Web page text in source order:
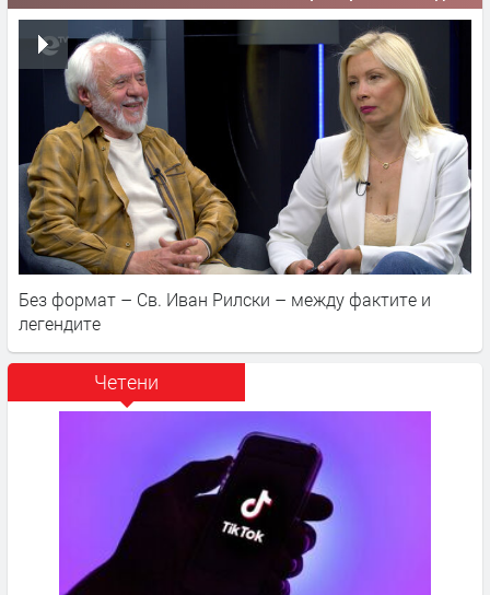
Без формат – Св. Иван Рилски – между фактите и
легендите
Четени